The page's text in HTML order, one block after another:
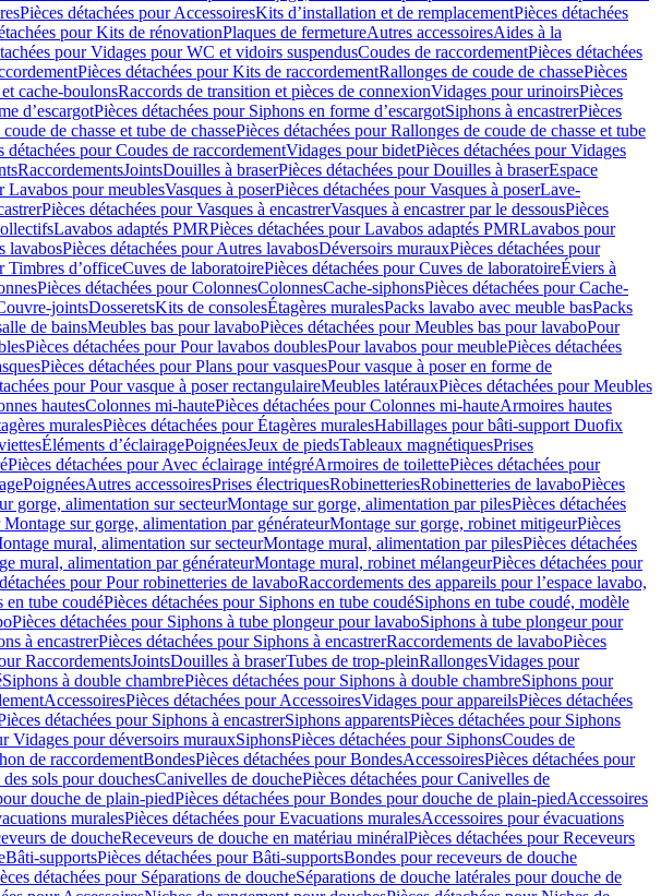
Pièces détachées pour AccessoiresKits d’installation et de remplacementPièces détachées
pour Kits de rénovationPlaques de fermetureAutres accessoiresAides à la
pour Vidages pour WC et vidoirs suspendusCoudes de raccordementPièces détachées
Pièces détachées pour Kits de raccordementRallonges de coude de chassePièces
cache-boulonsRaccords de transition et pièces de connexionVidages pour urinoirsPièces
d’escargotPièces détachées pour Siphons en forme d’escargotSiphons à encastrerPièces
de chasse et tube de chassePièces détachées pour Rallonges de coude de chasse et tube
détachées pour Coudes de raccordementVidages pour bidetPièces détachées pour Vidages
RaccordementsJointsDouilles à braserPièces détachées pour Douilles à braserEspace
Lavabos pour meublesVasques à poserPièces détachées pour Vasques à poserLave-
Pièces détachées pour Vasques à encastrerVasques à encastrer par le dessousPièces
Lavabos adaptés PMRPièces détachées pour Lavabos adaptés PMRLavabos pour
lavabosPièces détachées pour Autres lavabosDéversoirs murauxPièces détachées pour
Timbres dʼofficeCuves de laboratoirePièces détachées pour Cuves de laboratoireÉviers à
Pièces détachées pour ColonnesColonnesCache-siphonsPièces détachées pour Cache-
jointsDosseretsKits de consolesÉtagères muralesPacks lavabo avec meuble basPacks
de bainsMeubles bas pour lavaboPièces détachées pour Meubles bas pour lavaboPour
Pièces détachées pour Pour lavabos doublesPour lavabos pour meublePièces détachées
Pièces détachées pour Plans pour vasquesPour vasque à poser en forme de
pour Pour vasque à poser rectangulaireMeubles latérauxPièces détachées pour Meubles
hautesColonnes mi-hautePièces détachées pour Colonnes mi-hauteArmoires hautes
muralesPièces détachées pour Étagères muralesHabillages pour bâti-support Duofix
Éléments d’éclairagePoignéesJeux de piedsTableaux magnétiquesPrises
Pièces détachées pour Avec éclairage intégréArmoires de toilettePièces détachées pour
PoignéesAutres accessoiresPrises électriquesRobinetteriesRobinetteries de lavaboPièces
gorge, alimentation sur secteurMontage sur gorge, alimentation par pilesPièces détachées
Montage sur gorge, alimentation par générateurMontage sur gorge, robinet mitigeurPièces
mural, alimentation sur secteurMontage mural, alimentation par pilesPièces détachées
mural, alimentation par générateurMontage mural, robinet mélangeurPièces détachées pour
pour Pour robinetteries de lavaboRaccordements des appareils pour l’espace lavabo,
en tube coudéPièces détachées pour Siphons en tube coudéSiphons en tube coudé, modèle
Pièces détachées pour Siphons à tube plongeur pour lavaboSiphons à tube plongeur pour
à encastrerPièces détachées pour Siphons à encastrerRaccordements de lavaboPièces
RaccordementsJointsDouilles à braserTubes de trop-pleinRallongesVidages pour
Siphons à double chambrePièces détachées pour Siphons à double chambreSiphons pour
AccessoiresPièces détachées pour AccessoiresVidages pour appareilsPièces détachées
détachées pour Siphons à encastrerSiphons apparentsPièces détachées pour Siphons
Vidages pour déversoirs murauxSiphonsPièces détachées pour SiphonsCoudes de
de raccordementBondesPièces détachées pour BondesAccessoiresPièces détachées pour
sols pour douchesCanivelles de douchePièces détachées pour Canivelles de
douche de plain-piedPièces détachées pour Bondes pour douche de plain-piedAccessoires
muralesPièces détachées pour Evacuations muralesAccessoires pour évacuations
de doucheReceveurs de douche en matériau minéralPièces détachées pour Receveurs
Bâti-supportsPièces détachées pour Bâti-supportsBondes pour receveurs de douche
détachées pour Séparations de doucheSéparations de douche latérales pour douche de